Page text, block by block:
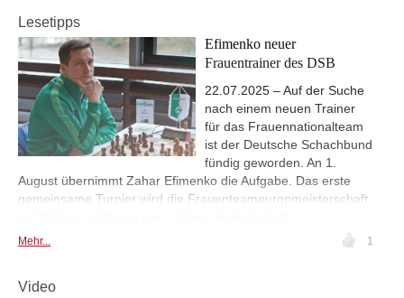
Lesetipps
Efimenko neuer
Frauentrainer des DSB
22.07.2025 – Auf der Suche
nach einem neuen Trainer
für das Frauennationalteam
ist der Deutsche Schachbund
fündig geworden. An 1.
August übernimmt Zahar Efimenko die Aufgabe. Das erste
gemeinsame Turnier wird die Frauenteameuropmeisterschaft
Mehr... 1
Video